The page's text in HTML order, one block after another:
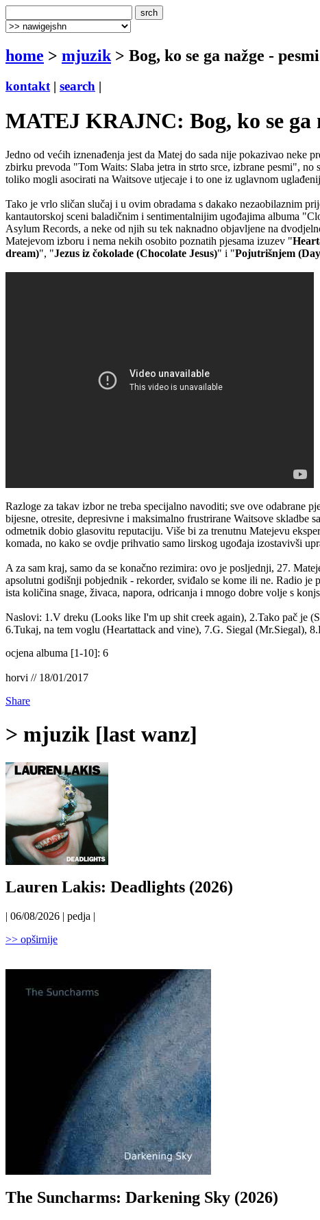
home > mjuzik > Bog, ko se ga nažge -
kontakt | search |
MATEJ KRAJNC: Bog, ko se ga
Jedno od većih iznenađenja jest da Matej do sada nije pokazivao neke
zbirku prevoda "Tom Waits: Slaba jetra in strto srce, izbrane pesmi",
toliko mogli asocirati na Waitsove utjecaje i to one iz uglavnom
Tako je vrlo sličan slučaj i u ovim obradama s dakako nezaobilaznim
kantautorskoj sceni baladičnim i sentimentalnijim ugođajima albuma
Asylum Records, a neke od njih su tek naknadno objavljene na
Matejevom izboru i nema nekih osobito poznatih pjesama izuzev "
dream)", "Jezus iz čokolade (Chocolate Jesus)" i "Pojutrišnjem
Razloge za takav izbor ne treba specijalno navoditi; sve ove odabrane
bijesne, otresite, depresivne i maksimalno frustrirane Waitsove
odmetnik dobio glasovitu reputaciju. Više bi za trenutnu Matejevu
komada, no kako se ovdje prihvatio samo lirskog ugođaja izostavivši
A za sam kraj, samo da se konačno rezimira: ovo je posljednji, 27.
apsolutni godišnji pobjednik - rekorder, sviđalo se kome ili ne. Radio je
ista količina snage, živaca, napora, odricanja i mnogo dobre volje s
Naslovi: 1.V dreku (Looks like I'm up shit creek again), 2.Tako pač je
6.Tukaj, na tem voglu (Heartattack and vine), 7.G. Siegal (Mr.Siegal),
ocjena albuma [1-10]: 6
horvi // 18/01/2017
Share
> mjuzik [last wanz]
Lauren Lakis: Deadlights (2026)
| 06/08/2026 | pedja |
>> opširnije
The Suncharms: Darkening Sky (2026)